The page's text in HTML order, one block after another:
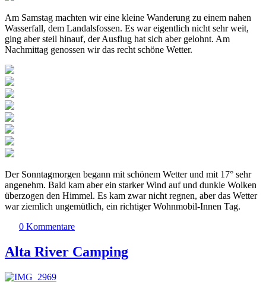
Am Samstag machten wir eine kleine Wanderung zu einem nahen
Wasserfall, dem Landalsfossen. Es war eigentlich nicht sehr weit,
ging aber steil hinauf, der Ausflug hat sich aber gelohnt. Am
Nachmittag genossen wir das recht schöne Wetter.
Der Sonntagmorgen begann mit schönem Wetter und mit 17° sehr
angenehm. Bald kam aber ein starker Wind auf und dunkle Wolken
überzogen den Himmel. Es kam zwar nicht regnen, aber das Wetter
war ziemlich ungemütlich, ein richtiger Wohnmobil-Innen Tag.
0 Kommentare
Alta River Camping